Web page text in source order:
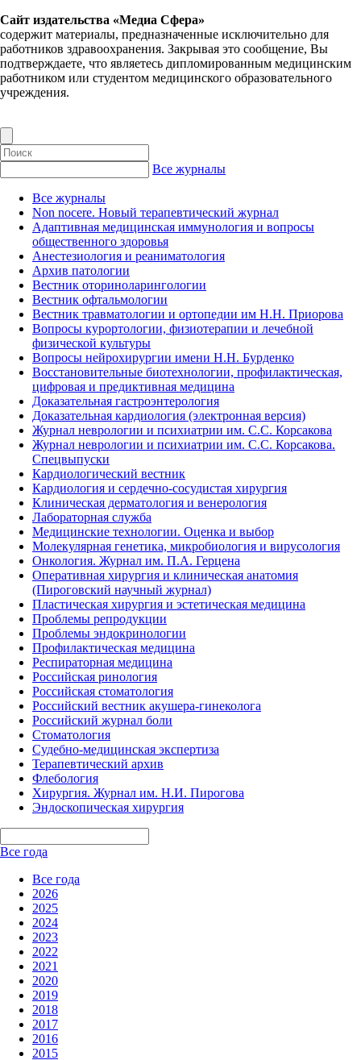
Сайт издательства «Медиа Сфера»
содержит материалы, предназначенные исключительно для
работников здравоохранения. Закрывая это сообщение, Вы
подтверждаете, что являетесь дипломированным медицинским
работником или студентом медицинского образовательного
учреждения.
Все журналы
Все журналы
Non nocere. Новый терапевтический журнал
Адаптивная медицинская иммунология и вопросы
общественного здоровья
Анестезиология и реаниматология
Архив патологии
Вестник оториноларингологии
Вестник офтальмологии
Вестник травматологии и ортопедии им Н.Н. Приорова
Вопросы курортологии, физиотерапии и лечебной
физической культуры
Вопросы нейрохирургии имени Н.Н. Бурденко
Восстановительные биотехнологии, профилактическая,
цифровая и предиктивная медицина
Доказательная гастроэнтерология
Доказательная кардиология (электронная версия)
Журнал неврологии и психиатрии им. С.С. Корсакова
Журнал неврологии и психиатрии им. С.С. Корсакова.
Спецвыпуски
Кардиологический вестник
Кардиология и сердечно-сосудистая хирургия
Клиническая дерматология и венерология
Лабораторная служба
Медицинские технологии. Оценка и выбор
Молекулярная генетика, микробиология и вирусология
Онкология. Журнал им. П.А. Герцена
Оперативная хирургия и клиническая анатомия
(Пироговский научный журнал)
Пластическая хирургия и эстетическая медицина
Проблемы репродукции
Проблемы эндокринологии
Профилактическая медицина
Респираторная медицина
Российская ринология
Российская стоматология
Российский вестник акушера-гинеколога
Российский журнал боли
Стоматология
Судебно-медицинская экспертиза
Терапевтический архив
Флебология
Хирургия. Журнал им. Н.И. Пирогова
Эндоскопическая хирургия
Все года
Все года
2026
2025
2024
2023
2022
2021
2020
2019
2018
2017
2016
2015